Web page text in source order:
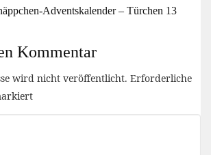
Adventskalender – Türchen 13
Kommentar
wird nicht veröffentlicht. Erforderliche